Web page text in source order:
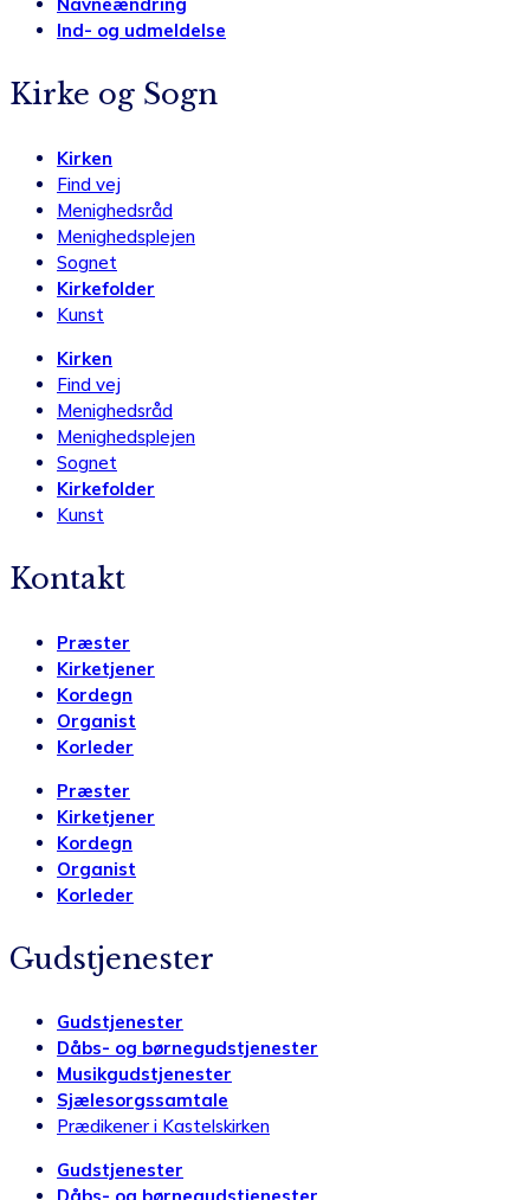
Ind- og udmeldelse
Kirke og Sogn
Kirken
Find vej
Menighedsråd
Menighedsplejen
Sognet
Kirkefolder
Kunst
Kirken
Find vej
Menighedsråd
Menighedsplejen
Sognet
Kirkefolder
Kunst
Kontakt
Præster
Kirketjener
Kordegn
Organist
Korleder
Præster
Kirketjener
Kordegn
Organist
Korleder
Gudstjenester
Gudstjenester
Dåbs- og børnegudstjenester
Musikgudstjenester
Sjælesorgssamtale
Prædikener i Kastelskirken
Gudstjenester